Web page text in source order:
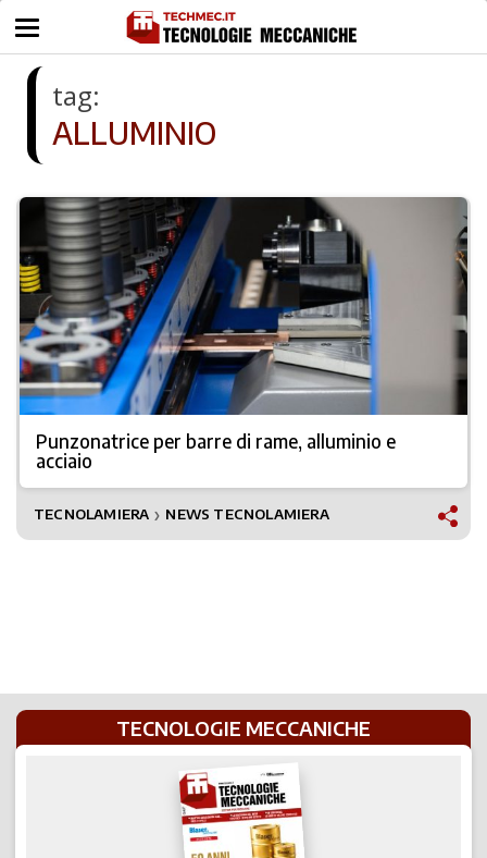
tag:
ALLUMINIO
Punzonatrice per barre di rame, alluminio e
acciaio
TECNOLAMIERA ❯ NEWS TECNOLAMIERA
TECNOLOGIE MECCANICHE